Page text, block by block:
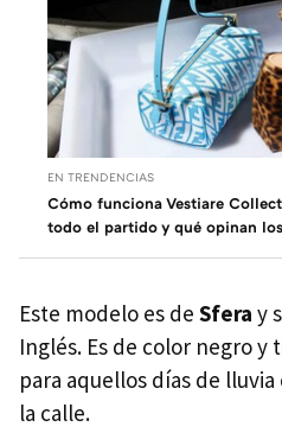
EN TRENDENCIAS
Cómo funciona Vestiare
todo el partido y qué opinan
Este modelo es de Sfera y
Inglés. Es de color negro
para aquellos días de
la calle.